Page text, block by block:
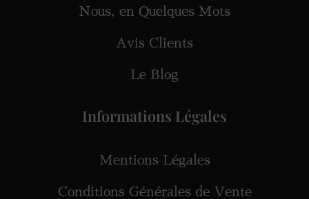
Nous, en Quelques Mots
Avis Clients
Le Blog
Informations Légales
Mentions Légales
Conditions Générales de Vente